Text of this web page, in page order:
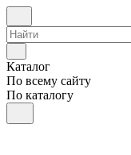
Каталог
По всему сайту
По каталогу